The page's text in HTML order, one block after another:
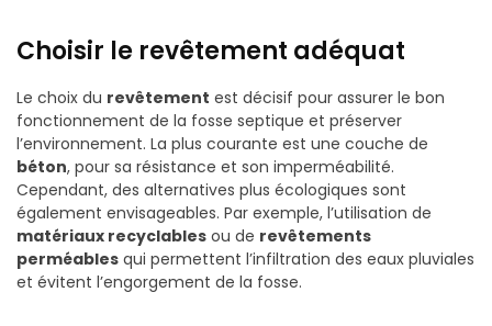
Choisir le revêtement adéquat
Le choix du revêtement est décisif pour assurer le bon
fonctionnement de la fosse septique et préserver
l’environnement. La plus courante est une couche de
béton, pour sa résistance et son imperméabilité.
Cependant, des alternatives plus écologiques sont
également envisageables. Par exemple, l’utilisation de
matériaux recyclables ou de revêtements
perméables qui permettent l’infiltration des eaux pluviales
et évitent l’engorgement de la fosse.